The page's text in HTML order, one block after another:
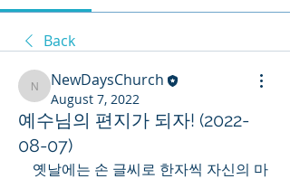
Back
NewDaysChurch
NewDaysChurch
August 7, 2022
예수님의 편지가 되자! (2022-
08-07)